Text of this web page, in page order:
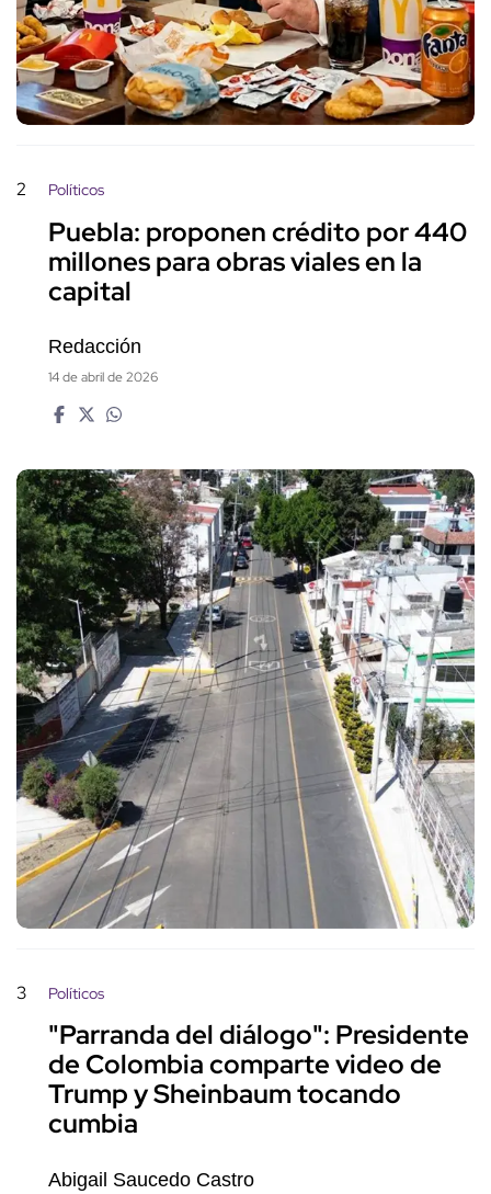
2 Políticos
Puebla: proponen crédito por 440
millones para obras viales en la
capital
Redacción
14 de abril de 2026
3 Políticos
"Parranda del diálogo": Presidente
de Colombia comparte video de
Trump y Sheinbaum tocando
cumbia
Abigail Saucedo Castro